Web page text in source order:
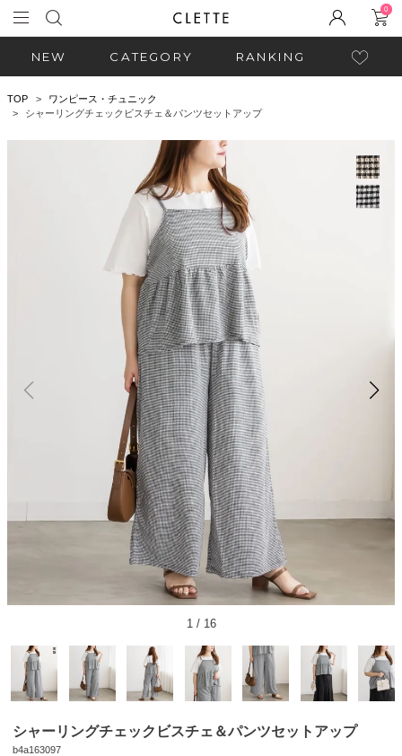
0
NEW CATEGORY RANKING
TOP
ワンピース・チュニック
シャーリングチェックビスチェ＆パンツセットアップ
1/ 16
シャーリングチェックビスチェ＆パンツセットアップ
b4a163097